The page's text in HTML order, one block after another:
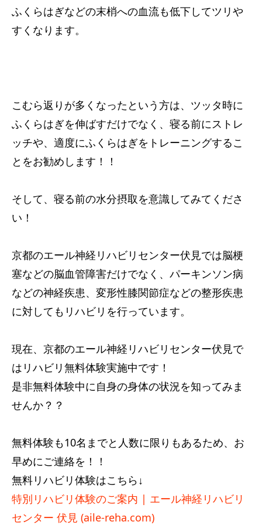
ふくらはぎなどの末梢への血流も低下してツリや
すくなります。
こむら返りが多くなったという方は、ツッタ時に
ふくらはぎを伸ばすだけでなく、寝る前にストレ
ッチや、適度にふくらはぎをトレーニングするこ
とをお勧めします！！
そして、寝る前の水分摂取を意識してみてくださ
い！
京都のエール神経リハビリセンター伏見では脳梗
塞などの脳血管障害だけでなく、パーキンソン病
などの神経疾患、変形性膝関節症などの整形疾患
に対してもリハビリを行っています。
現在、京都のエール神経リハビリセンター伏見で
はリハビリ無料体験実施中です！
是非無料体験中に自身の身体の状況を知ってみま
せんか？？
無料体験も10名までと人数に限りもあるため、お
早めにご連絡を！！
無料リハビリ体験はこちら↓
特別リハビリ体験のご案内 | エール神経リハビリ
センター 伏見 (aile-reha.com)